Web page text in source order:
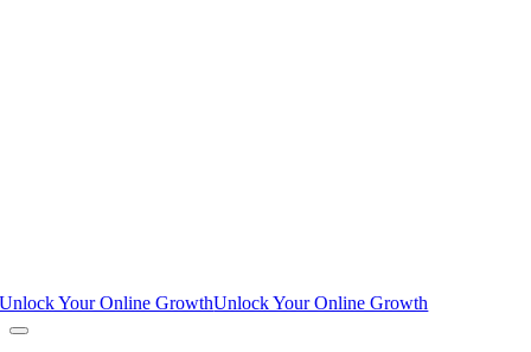
Unlock Your Online GrowthUnlock Your Online Growth